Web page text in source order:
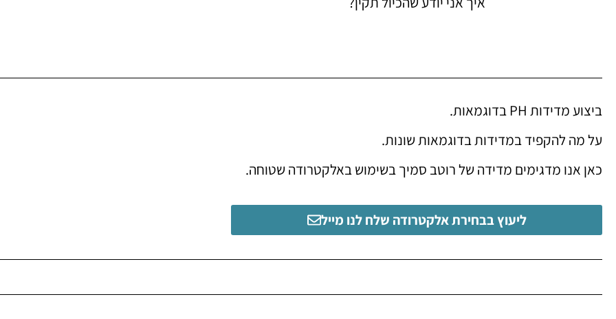
ביצוע מדידות PH בדוגמאות.
על מה להקפיד במדידות בדוגמאות שונות.
כאן אנו מדגימים מדידה של רוטב סמיך בשימוש באלקטרודה שטוחה.
ליעוץ בבחירת אלקטרודה שלח לנו מייל